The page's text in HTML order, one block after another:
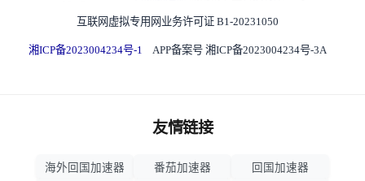
互联网虚拟专用网业务许可证 B1-20231050
湘ICP备2023004234号-1 APP备案号 湘ICP备2023004234号-3A
友情链接
海外回国加速器 番茄加速器 回国加速器